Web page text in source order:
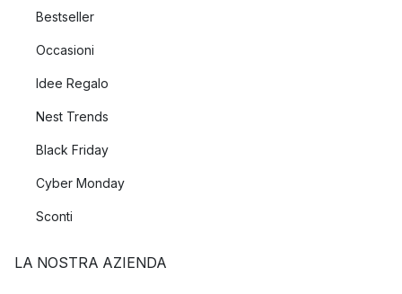
Bestseller
Occasioni
Idee Regalo
Nest Trends
Black Friday
Cyber Monday
Sconti
LA NOSTRA AZIENDA